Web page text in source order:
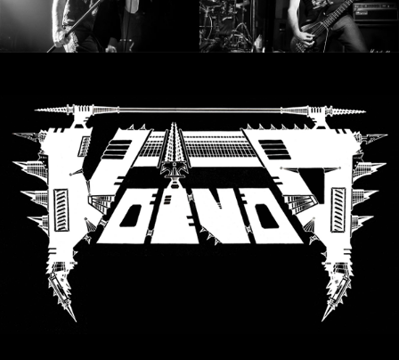
ANARCHY
NOTHINGFACE
DIMENSION
HATROSS
KILLING
TECHNOLOGY